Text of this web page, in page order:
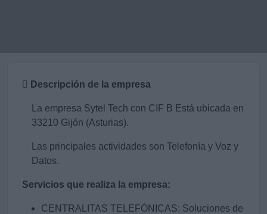
Descripción de la empresa
La empresa Sytel Tech con CIF B Está ubicada en
33210 Gijón (Asturias).
Las principales actividades son Telefonía y Voz y
Datos.
Servicios que realiza la empresa:
CENTRALITAS TELEFÓNICAS: Soluciones de